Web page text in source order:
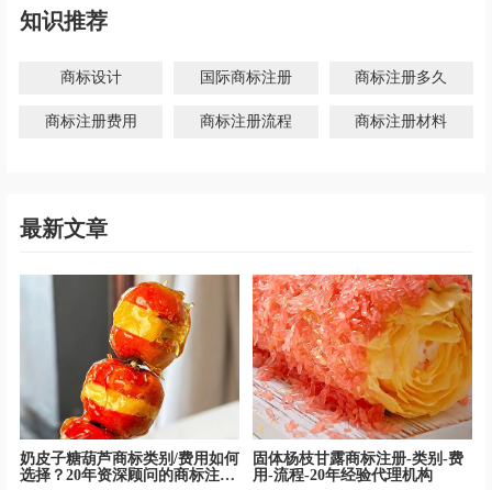
知识推荐
商标设计 国际商标注册 商标注册多久
商标注册费用 商标注册流程 商标注册材料
最新文章
奶皮子糖葫芦商标类别/费用如何
选择？20年资深顾问的商标注册
固体杨枝甘露商标注册-类别-费
用-流程-20年经验代理机构